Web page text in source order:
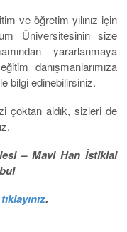
ve öğretim yılınız için
Üniversitesinin size
yararlanmaya
danışmanlarımıza
bilgi edinebilirsiniz.
çoktan aldık, sizleri de
– Mavi Han İstiklal
tıklayınız.